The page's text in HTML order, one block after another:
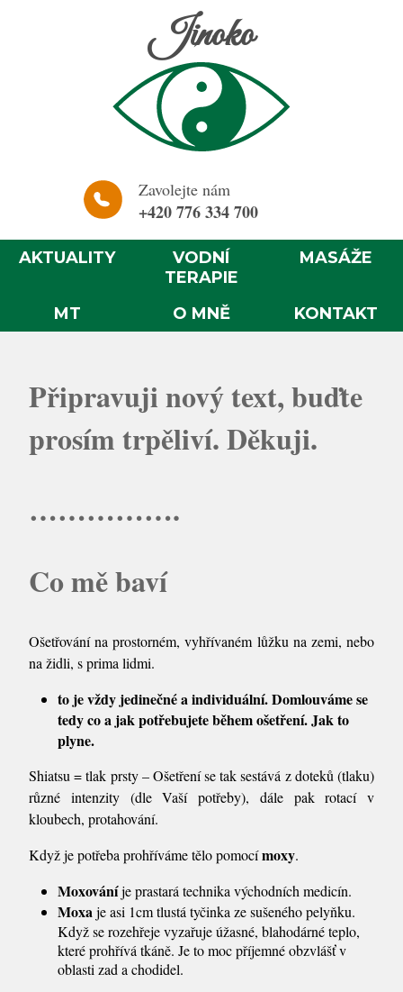
Jinoko
Zavolejte nám
+420 776 334 700
AKTUALITY
VODNÍ
TERAPIE
MASÁŽE
MT O MNĚ KONTAKT
Připravuji nový text, buďte
prosím trpěliví. Děkuji.
…………….
Co mě baví
Ošetřování na prostorném, vyhřívaném lůžku na zemi, nebo
na židli, s prima lidmi.
to je vždy jedinečné a individuální. Domlouváme se
tedy co a jak potřebujete během ošetření. Jak to
plyne.
Shiatsu = tlak prsty – Ošetření se tak sestává z doteků (tlaku)
různé intenzity (dle Vaší potřeby), dále pak rotací v
kloubech, protahování.
Když je potřeba prohříváme tělo pomocímoxy.
Moxováníje prastará technika východních medicín.
Moxaje asi 1cm tlustá tyčinka ze sušeného pelyňku.
Když se rozehřeje vyzařuje úžasné, blahodárné teplo,
které prohřívá tkáně. Je to moc příjemné obzvlášť v
oblasti zad a chodidel.